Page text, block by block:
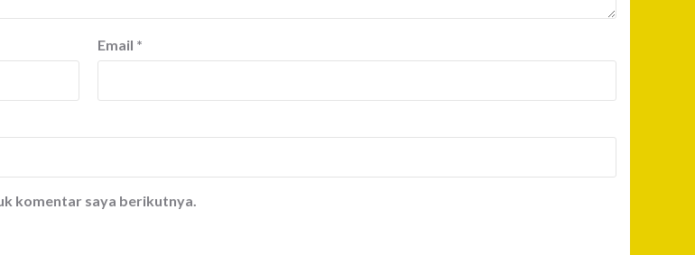
Email *
komentar saya berikutnya.